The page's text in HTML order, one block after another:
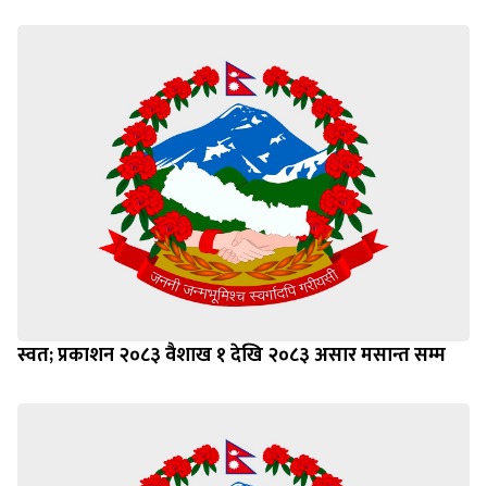
स्वत; प्रकाशन २०८३ वैशाख १ देखि २०८३ असार मसान्त सम्म